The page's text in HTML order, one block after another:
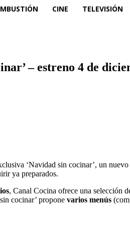
CINE TELEVISIÓN
– estreno 4 de
‘Navidad sin cocinar’, un
ya preparados.
, Canal Cocina ofrece una selección
cocinar’ propone varios menús